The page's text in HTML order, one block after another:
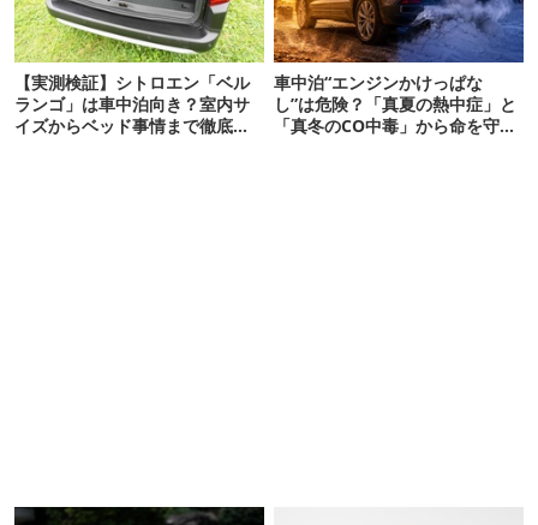
【実測検証】シトロエン「ベル
ランゴ」は車中泊向き？室内サ
イズからベッド事情まで徹底レ
車中泊“エンジンかけっぱな
し”は危険？「真夏の熱中症」と
「真冬のCO中毒」から命を守る